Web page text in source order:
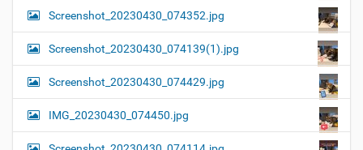
Screenshot_20230430_074352.jpg
Screenshot_20230430_074139(1).jpg
Screenshot_20230430_074429.jpg
IMG_20230430_074450.jpg